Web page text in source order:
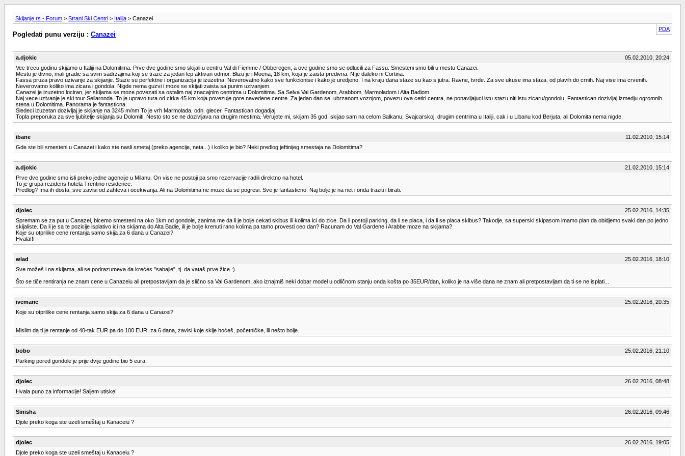
Skijanje.rs - Forum > Strani Ski Centri > Italija > Canazei
PDA
Pogledati punu verziju : Canazei
a.djokic
05.02.2010, 20:24
Vec trecu godinu skijamo u Italiji na Dolomitima. Prve dve godine smo skijali u centru Val di Fiemme / Obberegen, a ove godine smo se odlucili za Fassu. Smesteni smo bili u mestu Canazei.
Mesto je divno, mali gradic sa svim sadrzajima koji se traze za jedan lep aktivan odmor. Blizu je i Moena, 18 km, koja je zaista predivna. NIje daleko ni Cortina.
Fassa pruza pravo uzivanje za skijanje. Staze su perfektne i organizacija je izuzetna. Neverovatno kako sve funkcionise i kako je uredjeno. I na kraju dana staze su kao s jutra. Ravne, tvrde. Za sve ukuse ima staza, od plavih do crnih. Naj vise ima crvenih.
Neverovatno koliko ima zicara i gondola. Nigde nema guzvi i moze se skijati zaista sa punim uzivanjem.
Canazei je izuzetno lociran, jer skijama se moze povezati sa ostalim naj znacajnim centrima u Dolomitima. Sa Selva Val Gardenom, Arabbom, Marmoladom i Alta Badiom.
Naj vece uzivanje je ski tour Sellaronda. To je upravo tura od cirka 45 km koja povezuje gore navedene centre. Za jedan dan se, ubrzanom voznjom, povezu ova cetiri centra, ne ponavljajuci istu stazu niti istu zicaru/gondolu. Fantastican dozivljaj izmedju ogromnih
stena u Dolomitima. Panorama je fantasticna.
Sledeci izuzetan dozivljaj je skijanje na 3245 m/nm To je vrh Marmolada, odn. glecer. Fantastican dogadjaj.
Topla preporuka za sve ljubitelje skijanja su Dolomiti. Nesto sto se ne dozivljava na drugim mestima. Verujete mi, skijam 35 god, skijao sam na celom Balkanu, Svajcarskoj, drugim centrima u Italiji, cak i u Libanu kod Berjuta, ali Dolomita nema nigde.
ibane
11.02.2010, 15:14
Gde ste bili smesteni u Canazei i kako ste nasli smetaj (preko agencije, neta...) i koliko je bio? Neki predlog jeftinijeg smestaja na Dolomitima?
a.djokic
21.02.2010, 15:14
Prve dve godine smo isli preko jedne agencije u Milanu. On vise ne postoji pa smo rezervacije radili direktno na hotel.
To je grupa rezidens hotela Trentino residence.
Predlog? Ima ih dosta, sve zavisi od zahteva i ocekivanja. Ali na Dolomitima ne moze da se pogresi. Sve je fantasticno. Naj bolje je na net i onda traziti i birati.
djolec
25.02.2016, 14:35
Spremam se za put u Canazei, bicemo smesteni na oko 1km od gondole, zanima me da li je bolje cekati skibus ili kolima ici do zice. Da li postoji parking, da li se placa, i da li se placa skibus? Takodje, sa superski skipasom imamo plan da obidjemo svaki dan po jedno
skijaliste. Da li je sa te pozicije isplativo ici na skijama do Alta Badie, ili je bolje krenuti rano kolima pa tamo provesti ceo dan? Racunam do Val Gardene i Arabbe moze na skijama?
Koje su otprilike cene rentanja samo skija za 6 dana u Canazei?
Hvala!!!
wlad
25.02.2016, 18:10
Sve možeš i na skijama, ali se podrazumeva da krećes "sabajle", tj. da vataš prve žice :).
Što se tiče rentiranja ne znam cene u Canazeiu ali pretpostavljam da je slično sa Val Gardenom, ako iznajmiš neki dobar model u odličnom stanju onda košta po 35EUR/dan, koliko je na više dana ne znam ali pretpostavljam da ti se ne isplati...
ivemaric
25.02.2016, 20:35
Koje su otprilike cene rentanja samo skija za 6 dana u Canazei?
Mislim da ti je rentanje od 40-tak EUR pa do 100 EUR, za 6 dana, zavisi koje skije hoćeš, početničke, ili nešto bolje.
bobo
25.02.2016, 21:10
Parking pored gondole je prije dvije godine bio 5 eura.
djolec
26.02.2016, 08:48
Hvala puno za informacije! Saljem utiske!
Sinisha
26.02.2016, 09:46
Djole preko koga ste uzeli smeštaj u Kanaceiu ?
djolec
26.02.2016, 19:05
Djole preko koga ste uzeli smeštaj u Kanaceiu ?